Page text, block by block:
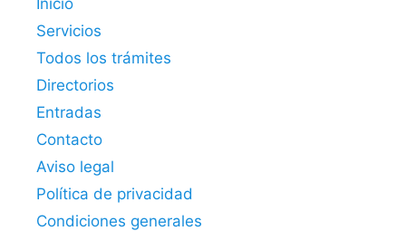
Inicio
Servicios
Todos los trámites
Directorios
Entradas
Contacto
Aviso legal
Política de privacidad
Condiciones generales